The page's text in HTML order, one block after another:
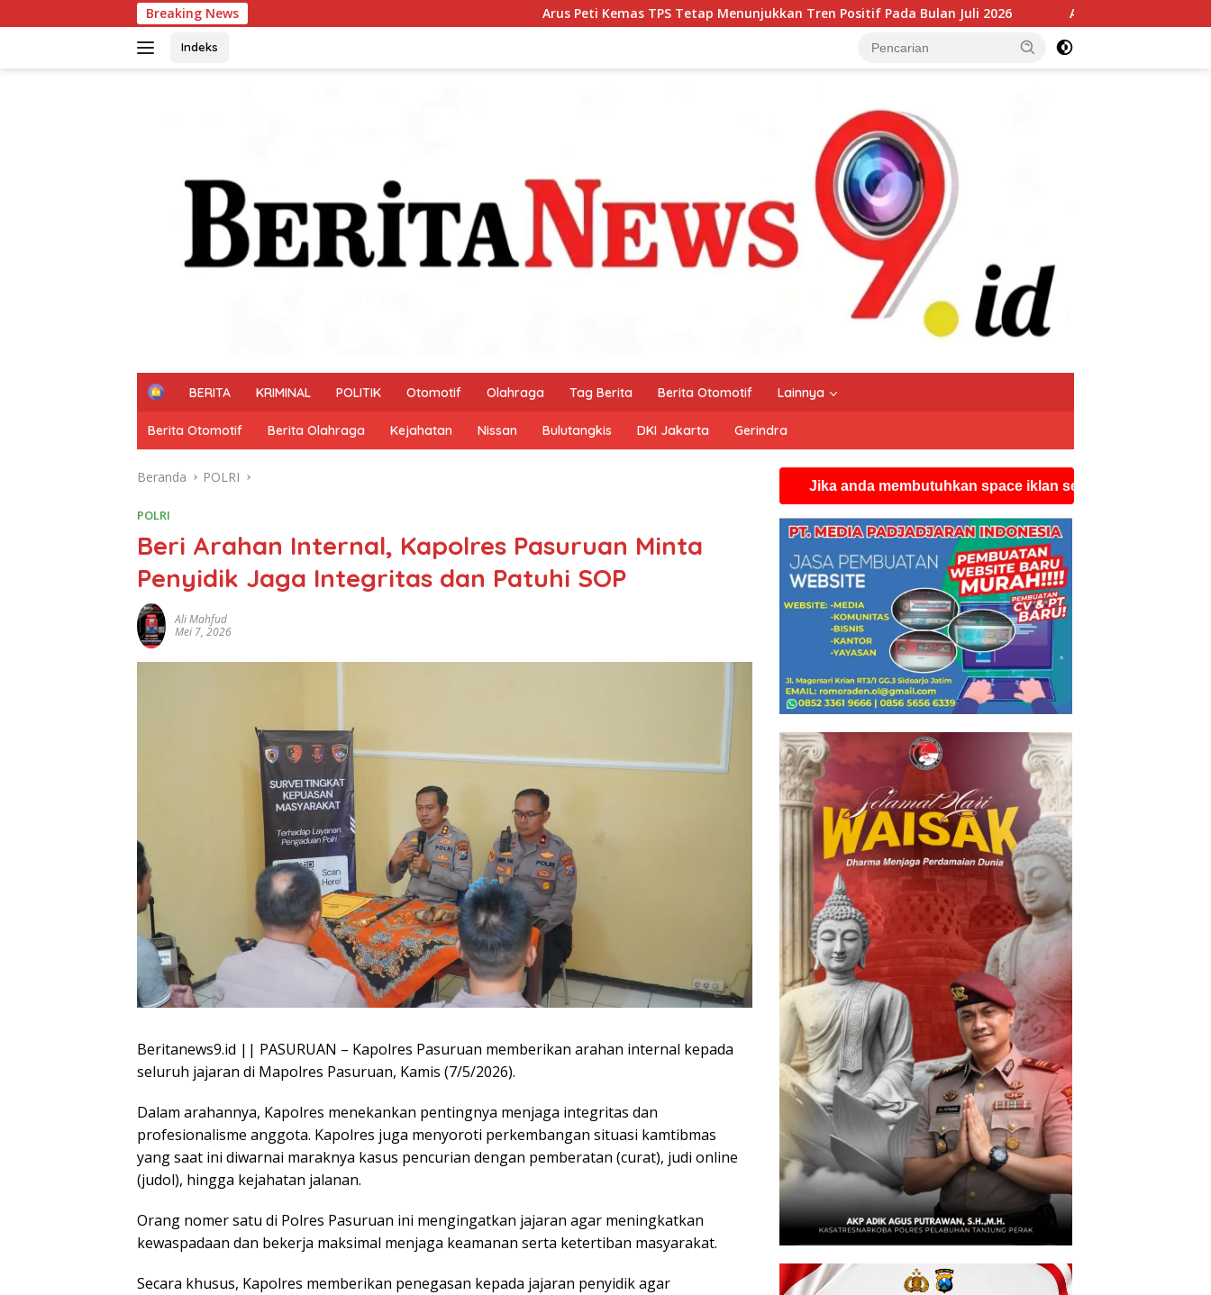
ke
Breaking News Arus Peti Kemas TPS Tetap Menunjukkan Tren Positif Pada Bulan Juli 2026 Arus Peti Kemas TPS Tetap Menunjukkan
Indeks
H
m
e
BERITA KRIMINAL POLITIK Otomotif Olahraga Tag Berita Berita Otomotif Lainnya
Berita Otomotif Berita Olahraga Kejahatan Nissan Bulutangkis DKI Jakarta Gerindra
Beranda POLRI
POLRI
Beri Arahan Internal, Kapolres Pasuruan Minta
Penyidik Jaga Integritas dan Patuhi SOP
Ali Mahfud
Mei 7, 2026
Beritanews9.id || PASURUAN – Kapolres Pasuruan memberikan arahan internal kepada
seluruh jajaran di Mapolres Pasuruan, Kamis (7/5/2026).
Dalam arahannya, Kapolres menekankan pentingnya menjaga integritas dan
profesionalisme anggota. Kapolres juga menyoroti perkembangan situasi kamtibmas
yang saat ini diwarnai maraknya kasus pencurian dengan pemberatan (curat), judi online
(judol), hingga kejahatan jalanan.
Orang nomer satu di Polres Pasuruan ini mengingatkan jajaran agar meningkatkan
kewaspadaan dan bekerja maksimal menjaga keamanan serta ketertiban masyarakat.
Secara khusus, Kapolres memberikan penegasan kepada jajaran penyidik agar
Jika anda membutuhkan space iklan seperti ini silahkan hubungi